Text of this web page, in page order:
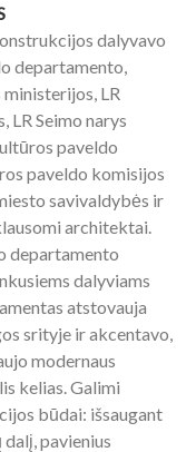
dalyvavo
departamento,
LR
LR Seimo narys
paveldo
paveldo komisijos
savivaldybės ir
architektai.
departamento
dalyviams
atstovauja
srityje ir akcentavo,
modernaus
kelias. Galimi
būdai: išsaugant
pavienius